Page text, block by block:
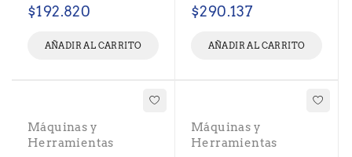
$192.820
AÑADIR AL CARRITO
$290.137
AÑADIR AL CARRITO
Máquinas y
Herramientas
Máquinas y
Herramientas